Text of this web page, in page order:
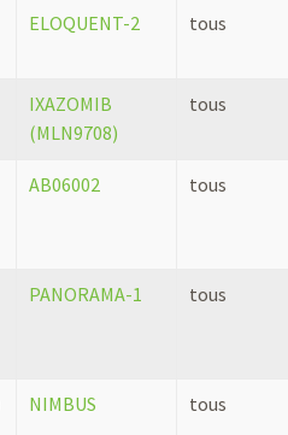
ELOQUENT-2 tous
IXAZOMIB
(MLN9708)
tous
AB06002 tous
PANORAMA-1 tous
NIMBUS tous